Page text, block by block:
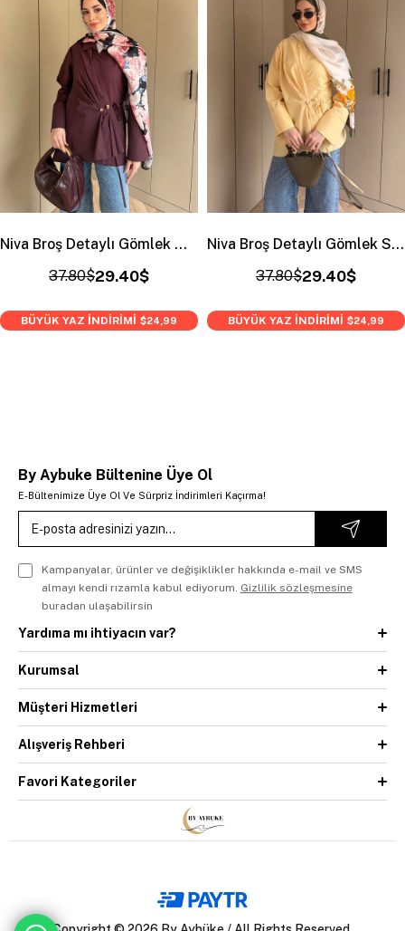
Niva Broş Detaylı Gömlek Mürdüm (4406)
29.40$
37.80$
BÜYÜK YAZ İNDİRİMİ $24,99
Niva Broş Detaylı Gömlek Sarı (4406)
29.40$
37.80$
BÜYÜK YAZ İNDİRİMİ $24,99
By Aybuke Bültenine Üye Ol
E-Bültenimize Üye Ol Ve Sürpriz İndirimleri Kaçırma!
Kampanyalar, ürünler ve değişiklikler hakkında e-mail ve SMS
almayı kendi rızamla kabul ediyorum. Gizlilik sözleşmesine
buradan ulaşabilirsin
Yardıma mı ihtiyacın var?
Kurumsal
Müşteri Hizmetleri
Alışveriş Rehberi
Favori Kategoriler